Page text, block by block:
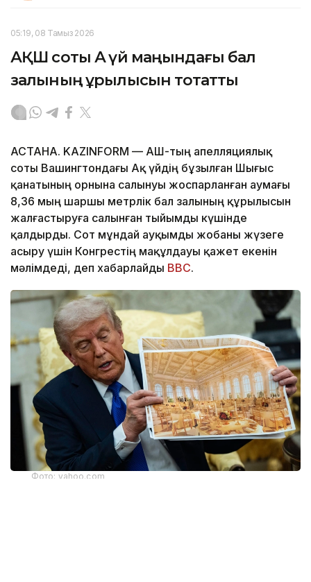
05:19, 08 Тамыз 2026
АҚШ соты Ақ үй маңындағы бал
залының құрылысын тоқтатты
АСТАНА. KAZINFORM — АҚШ-тың апелляциялық
соты Вашингтондағы Ақ үйдің бұзылған Шығыс
қанатының орнына салынуы жоспарланған аумағы
8,36 мың шаршы метрлік бал залының құрылысын
жалғастыруға салынған тыйымды күшінде
қалдырды. Сот мұндай ауқымды жобаны жүзеге
асыру үшін Конгрестің мақұлдауы қажет екенін
мәлімдеді, деп хабарлайды BBC.
Фото: yahoo.com